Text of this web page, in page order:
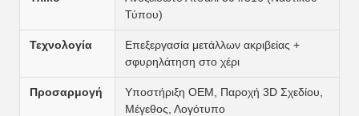
Τύπου)
Τεχνολογία
Επεξεργασία μετάλλων ακριβείας +
σφυρηλάτηση στο χέρι
Προσαρμογή
Υποστήριξη OEM, Παροχή 3D Σχεδίου,
Μέγεθος, Λογότυπο